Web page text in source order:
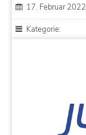
17. Februar 2022
Kategorie: